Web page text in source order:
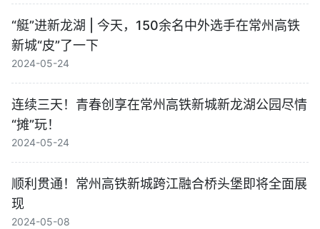
“艇”进新龙湖 | 今天，150余名中外选手在常州高铁
新城“皮”了一下
2024-05-24
连续三天！青春创享在常州高铁新城新龙湖公园尽情
“摊”玩！
2024-05-24
顺利贯通！常州高铁新城跨江融合桥头堡即将全面展
现
2024-05-08